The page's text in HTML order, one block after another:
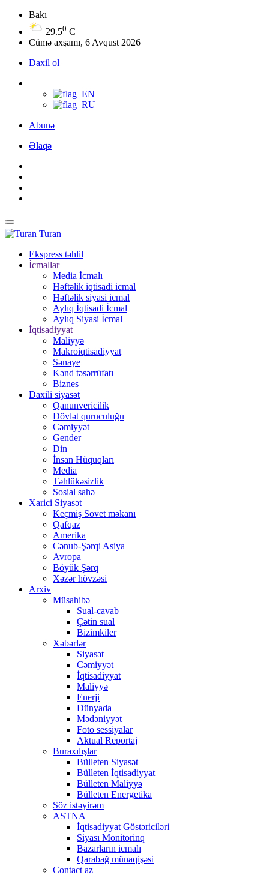
Bakı
29.50 C
Cümə axşamı, 6 Avqust 2026
Daxil ol
Abunə
Əlaqə
Turan
Ekspress təhlil
İcmallar
Media İcmalı
Həftəlik iqtisadi icmal
Həftəlik siyasi icmal
Aylıq İqtisadi İcmal
Aylıq Siyasi İcmal
İqtisadiyyat
Maliyyə
Makroiqtisadiyyat
Sənaye
Kənd təsərrüfatı
Biznes
Daxili siyasət
Qanunvericilik
Dövlət quruculuğu
Cəmiyyət
Gender
Din
İnsan Hüquqları
Media
Təhlükəsizlik
Sosial sahə
Xarici Siyasət
Keçmiş Sovet məkanı
Qafqaz
Amerika
Cənub-Şərqi Asiya
Avropa
Böyük Şərq
Xəzər hövzəsi
Arxiv
Müsahibə
Sual-cavab
Çətin sual
Bizimkiler
Xəbərlər
Siyasət
Cəmiyyət
İqtisadiyyat
Maliyyə
Enerji
Dünyada
Mədəniyyət
Foto sessiyalar
Aktual Reportaj
Buraxılışlar
Bülleten Siyasət
Bülleten İqtisadiyyat
Bülleten Maliyyə
Bülleten Energetika
Söz istəyirəm
ASTNA
İqtisadiyyat Göstəriciləri
Siyası Monitorinq
Bazarların icmalı
Qarabağ münaqişəsi
Contact az